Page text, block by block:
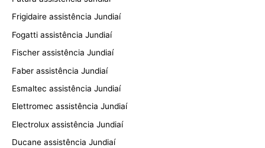
Frigidaire assistência Jundiaí
Fogatti assistência Jundiaí
Fischer assistência Jundiaí
Faber assistência Jundiaí
Esmaltec assistência Jundiaí
Elettromec assistência Jundiaí
Electrolux assistência Jundiaí
Ducane assistência Jundiaí